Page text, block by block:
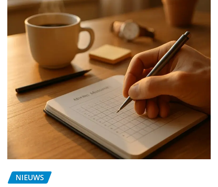
NIEUWS